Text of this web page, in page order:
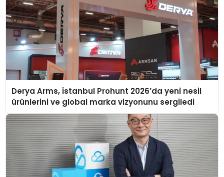
Derya Arms, İstanbul Prohunt 2026’da yeni nesil
ürünlerini ve global marka vizyonunu sergiledi